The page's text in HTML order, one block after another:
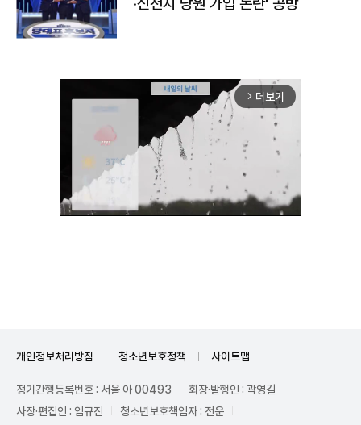
arrow_forward_ios 더보기
개인정보처리방침 청소년보호정책 사이트맵
정기간행등록번호 : 서울 아 00493
회장·발행인 : 곽영길
사장·편집인 : 임규진
청소년보호책임자 : 전운